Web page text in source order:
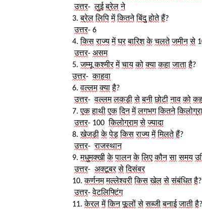
उत्तर- लुई ब्रेल ने
3. ब्रेल लिपि में कितने बिंदु होते हैं?
उत्तर- 6
4. किस राज्य में घर बारिश के चलते जमीन से
उत्तर- असम
5. जम्मू कश्मीर में चाय को क्या कहा जाता है?
उत्तर- काहवा
6. वल्लम क्या है?
उत्तर- वल्लम लकड़ी से बनी छोटी नाव को
7. एक हाथी एक दिन में लगभग कितने
उत्तर- 100 किलोग्राम से ज्यादा
8. खेजड़ी के पेड़ किस राज्य में मिलते हैं?
उत्तर- राजस्थान
9. मधुमक्खी के पालन के लिए कौन सा समय
उत्तर- अक्टूबर से दिसंबर
10. कर्णनम मल्लेश्वरी किस खेल से संबंधित है?
उत्तर- वेटलिफ्टिंग
11. केरल में किन फूलों से सब्जी बनाई जाती है?